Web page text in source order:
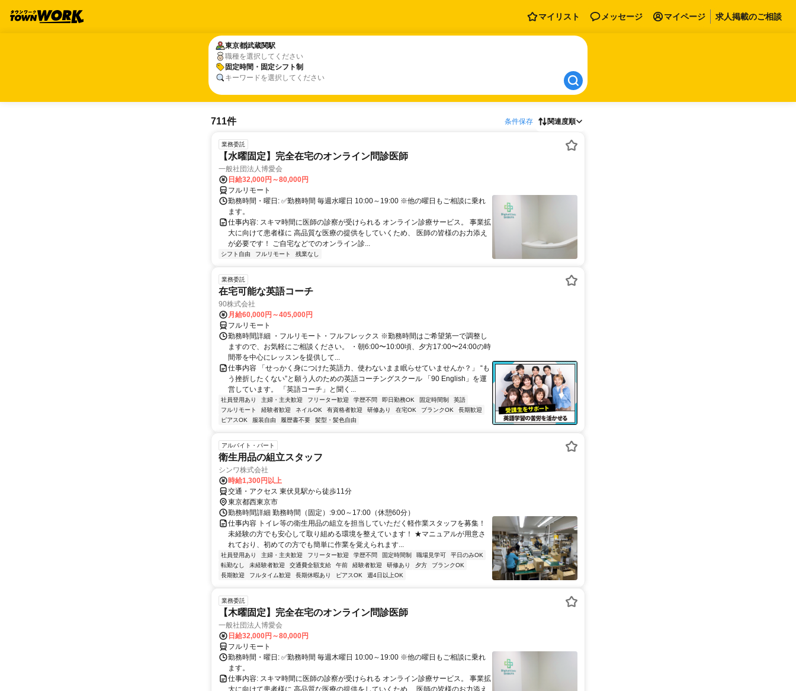
マイリスト メッセージ マイページ 求人掲載のご相談
東京都武蔵関駅
職種を選択してください
固定時間・固定シフト制
キーワードを選択してください
東京都武蔵関駅
固定時間・固定シフト制
711件 条件保存 関連度順
業務委託
【水曜固定】完全在宅のオンライン問診医師
一般社団法人博愛会
日給32,000円～80,000円
フルリモート
勤務時間・曜日: ✅勤務時間 毎週水曜日 10:00～19:00 ※他の曜日もご相談に乗れ
ます。
仕事内容: スキマ時間に医師の診察が受けられる オンライン診療サービス。 事業拡
大に向けて患者様に 高品質な医療の提供をしていくため、 医師の皆様のお力添え
が必要です！ ご自宅などでのオンライン診...
シフト自由 フルリモート 残業なし
業務委託
在宅可能な英語コーチ
90株式会社
月給60,000円～405,000円
フルリモート
勤務時間詳細 ・フルリモート・フルフレックス ※勤務時間はご希望第一で調整し
ますので、お気軽にご相談ください。 ・朝6:00〜10:00頃、夕方17:00〜24:00の時
間帯を中心にレッスンを提供して...
仕事内容 「せっかく身につけた英語力、使わないまま眠らせていませんか？」 “も
う挫折したくない”と願う人のための英語コーチングスクール 「90 English」を運
営しています。 「英語コーチ」と聞く...
社員登用あり 主婦・主夫歓迎 フリーター歓迎 学歴不問 即日勤務OK 固定時間制
英語
フルリモート
経験者歓迎 ネイルOK 有資格者歓迎 研修あり 在宅OK ブランクOK
長期歓迎
ピアスOK
服装自由 履歴書不要 髪型・髪色自由
アルバイト・パート
衛生用品の組立スタッフ
シンワ株式会社
時給1,300円以上
交通・アクセス 東伏見駅から徒歩11分
東京都西東京市
勤務時間詳細 勤務時間（固定）:9:00～17:00（休憩60分）
仕事内容 トイレ等の衛生用品の組立を担当していただく軽作業スタッフを募集！
未経験の方でも安心して取り組める環境を整えています！ ★マニュアルが用意さ
れており、初めての方でも簡単に作業を覚えられます...
社員登用あり 主婦・主夫歓迎 フリーター歓迎 学歴不問 固定時間制 職場見学可
平日のみOK
転勤なし
未経験者歓迎 交通費全額支給 午前 経験者歓迎 研修あり 夕方
ブランクOK
長期歓迎
フルタイム歓迎 長期休暇あり ピアスOK 週4日以上OK
業務委託
【木曜固定】完全在宅のオンライン問診医師
一般社団法人博愛会
日給32,000円～80,000円
フルリモート
勤務時間・曜日: ✅勤務時間 毎週木曜日 10:00～19:00 ※他の曜日もご相談に乗れ
ます。
仕事内容: スキマ時間に医師の診察が受けられる オンライン診療サービス。 事業拡
大に向けて患者様に 高品質な医療の提供をしていくため、 医師の皆様のお力添え